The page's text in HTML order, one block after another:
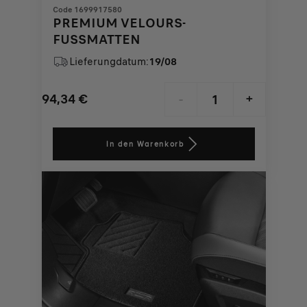
Code 1699917580
PREMIUM VELOURS-
FUSSMATTEN
Lieferungdatum:19/08
94,34 €
Price
94,34
€
- +
Quantity
to:
1
In den Warenkorb